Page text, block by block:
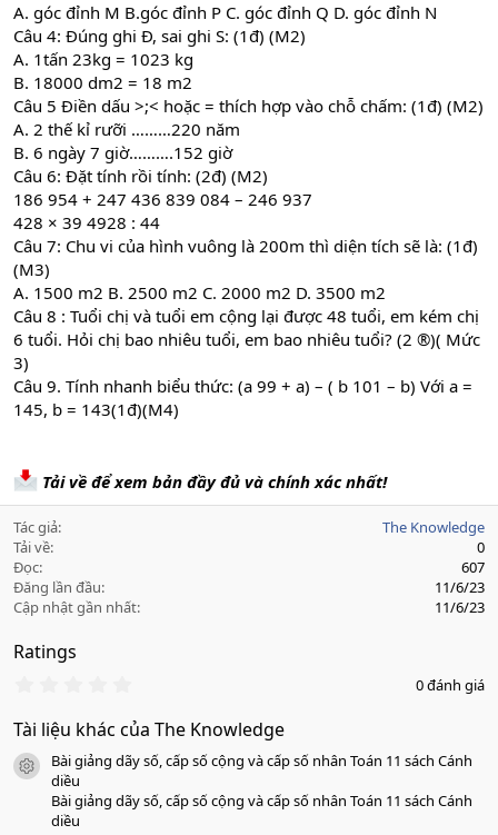
A. góc đỉnh M B.góc đỉnh P C. góc đỉnh Q D. góc đỉnh N
Câu 4: Đúng ghi Đ, sai ghi S: (1đ) (M2)
A. 1tấn 23kg = 1023 kg
B. 18000 dm2 = 18 m2
Câu 5 Điền dấu >;< hoặc = thích hợp vào chỗ chấm: (1đ) (M2)
A. 2 thế kỉ rưỡi ………220 năm
B. 6 ngày 7 giờ……….152 giờ
Câu 6: Đặt tính rồi tính: (2đ) (M2)
186 954 + 247 436 839 084 – 246 937
428 × 39 4928 : 44
Câu 7: Chu vi của hình vuông là 200m thì diện tích sẽ là: (1đ)
(M3)
A. 1500 m2 B. 2500 m2 C. 2000 m2 D. 3500 m2
Câu 8 : Tuổi chị và tuổi em cộng lại được 48 tuổi, em kém chị
6 tuổi. Hỏi chị bao nhiêu tuổi, em bao nhiêu tuổi? (2 ®)( Mức
3)
Câu 9. Tính nhanh biểu thức: (a 99 + a) – ( b 101 – b) Với a =
145, b = 143(1đ)(M4)
Tải về để xem bản đầy đủ và chính xác nhất!
Tác giả
The Knowledge
Tải về
0
Đọc
607
Đăng lần đầu
11/6/23
Cập nhật gần nhất
11/6/23
Ratings
0
0
a
0 đánh giá
Tài liệu khác của The Knowledge
icon tài liệu
Bài giảng dãy số, cấp số cộng và cấp số nhân Toán 11 sách Cánh
diều
Bài giảng dãy số, cấp số cộng và cấp số nhân Toán 11 sách Cánh
diều